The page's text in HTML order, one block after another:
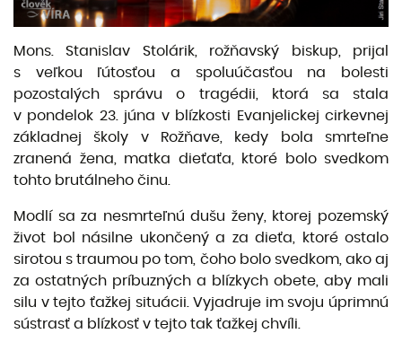
Mons. Stanislav Stolárik, rožňavský biskup, prijal
s veľkou ľútosťou a spoluúčasťou na bolesti
pozostalých správu o tragédii, ktorá sa stala
v pondelok 23. júna v blízkosti Evanjelickej cirkevnej
základnej školy v Rožňave, kedy bola smrteľne
zranená žena, matka dieťaťa, ktoré bolo svedkom
tohto brutálneho činu.
Modlí sa za nesmrteľnú dušu ženy, ktorej pozemský
život bol násilne ukončený a za dieťa, ktoré ostalo
sirotou s traumou po tom, čoho bolo svedkom, ako aj
za ostatných príbuzných a blízkych obete, aby mali
silu v tejto ťažkej situácii. Vyjadruje im svoju úprimnú
sústrasť a blízkosť v tejto tak ťažkej chvíli.